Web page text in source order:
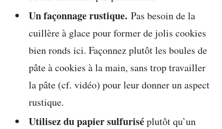
Un façonnage rustique. Pas besoin de la
cuillère à glace pour former de jolis cookies
bien ronds ici. Façonnez plutôt les boules de
pâte à cookies à la main, sans trop travailler
la pâte (cf. vidéo) pour leur donner un aspect
rustique.
Utilisez du papier sulfuriséplutôt qu’un